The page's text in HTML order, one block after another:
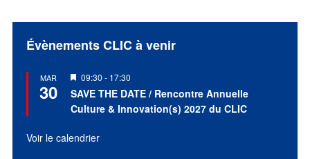
Évènements CLIC à venir
MAR
30
Mis
en
avant
09:30 - 17:30
SAVE THE DATE / Rencontre Annuelle
Culture & Innovation(s) 2027 du CLIC
Voir le calendrier